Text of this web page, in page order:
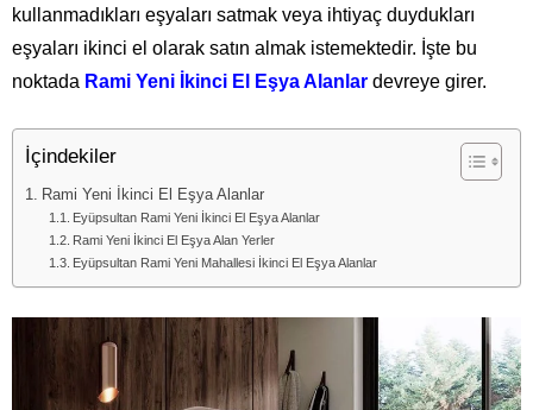
kullanmadıkları eşyaları satmak veya ihtiyaç duydukları
eşyaları ikinci el olarak satın almak istemektedir. İşte bu
noktada Rami Yeni İkinci El Eşya Alanlar devreye girer.
İçindekiler
Rami Yeni İkinci El Eşya Alanlar
Eyüpsultan Rami Yeni İkinci El Eşya Alanlar
Rami Yeni İkinci El Eşya Alan Yerler
Eyüpsultan Rami Yeni Mahallesi İkinci El Eşya Alanlar